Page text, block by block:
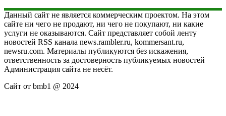
Данный сайт не является коммерческим проектом. На этом
сайте ни чего не продают, ни чего не покупают, ни какие
услуги не оказываются. Сайт представляет собой ленту
новостей RSS канала news.rambler.ru, kommersant.ru,
newsru.com. Материалы публикуются без искажения,
ответственность за достоверность публикуемых новостей
Администрация сайта не несёт.
Сайт от bmb1 @ 2024